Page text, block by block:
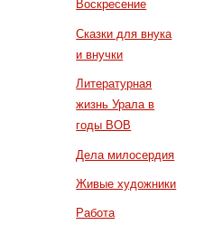
Воскресение
Сказки для внука
и внучки
Литературная
жизнь Урала в
годы ВОВ
Дела милосердия
Живые художники
Работа